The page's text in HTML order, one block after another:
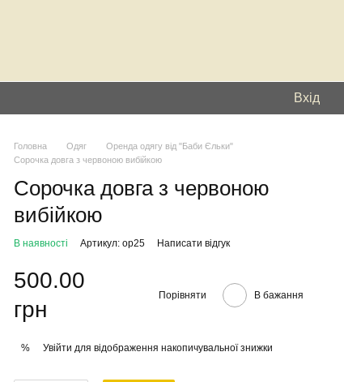
Вхід
Головна Одяг
Оренда одягу від "Баби Єльки"
Сорочка довга з червоною вибійкою
Сорочка довга з червоною
вибійкою
В наявності Артикул: ор25 Написати відгук
500.00
грн
Порівняти В бажання
% Увійти для відображення накопичувальної знижки